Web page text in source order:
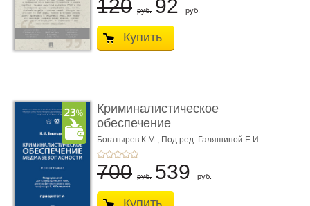
120 руб. 92 руб.
Купить
Криминалистическое
обеспечение
медиабезопас� ...
Богатырев К.М., Под ред. Галяшиной Е.И.
700 руб. 539 руб.
Купить